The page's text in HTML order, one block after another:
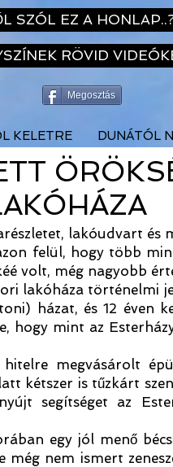
SZÓL EZ A
RÖVID
Megosztás
KELETRE DUNÁTÓL
lakóudvart és
felül, hogy több
volt, még nagyobb
lakóháza történelmi
házat, és 12 éven
hogy mint az
megvásárolt
kétszer is tűzkárt
segítséget az
egy jól menő
nem ismert